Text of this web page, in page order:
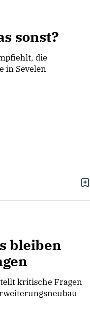
sonst?
die
in Sevelen
bleiben
kritische Fragen